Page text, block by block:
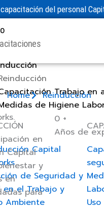
del personal
Trabajo en
de Higiene
Capital
de Seguridad y
en el Trabajo y
Ambiente
Home
Reinducción
en
Capital
y
en
para
0 +
Años de